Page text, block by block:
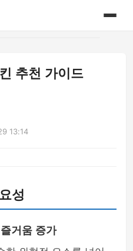
추천 가이드
13:14
성
거움 증가